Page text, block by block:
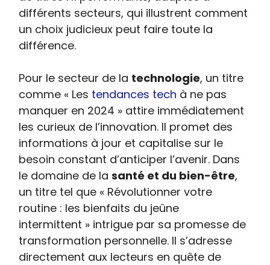
différents secteurs, qui illustrent comment
un choix judicieux peut faire toute la
différence.
Pour le secteur de la technologie, un titre
comme « Les tendances tech à ne pas
manquer en 2024 » attire immédiatement
les curieux de l’innovation. Il promet des
informations à jour et capitalise sur le
besoin constant d’anticiper l’avenir. Dans
le domaine de lasanté et du bien-être,
un titre tel que « Révolutionner votre
routine : les bienfaits du jeûne
intermittent » intrigue par sa promesse de
transformation personnelle. Il s’adresse
directement aux lecteurs en quête de